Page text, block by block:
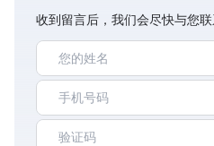
收到留言后，我们会尽快与您联